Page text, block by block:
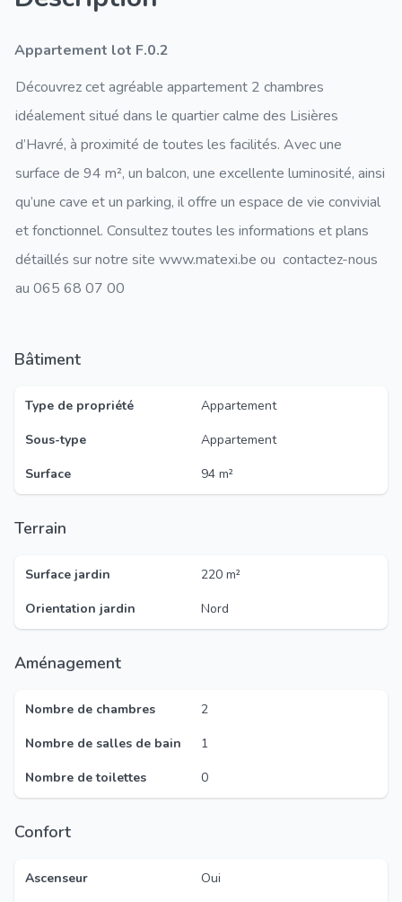
Appartement lot F.0.2
Découvrez cet agréable appartement 2 chambres
idéalement situé dans le quartier calme des Lisières
d’Havré, à proximité de toutes les facilités. Avec une
surface de 94 m², un balcon, une excellente luminosité, ainsi
qu’une cave et un parking, il offre un espace de vie convivial
et fonctionnel. Consultez toutes les informations et plans
détaillés sur notre site www.matexi.be ou contactez-nous
au 065 68 07 00
Bâtiment
Type de propriété
Appartement
Sous-type
Appartement
Surface
94 m²
Terrain
Surface jardin
220 m²
Orientation jardin
Nord
Aménagement
Nombre de chambres
2
Nombre de salles de bain
1
Nombre de toilettes
0
Confort
Ascenseur
Oui